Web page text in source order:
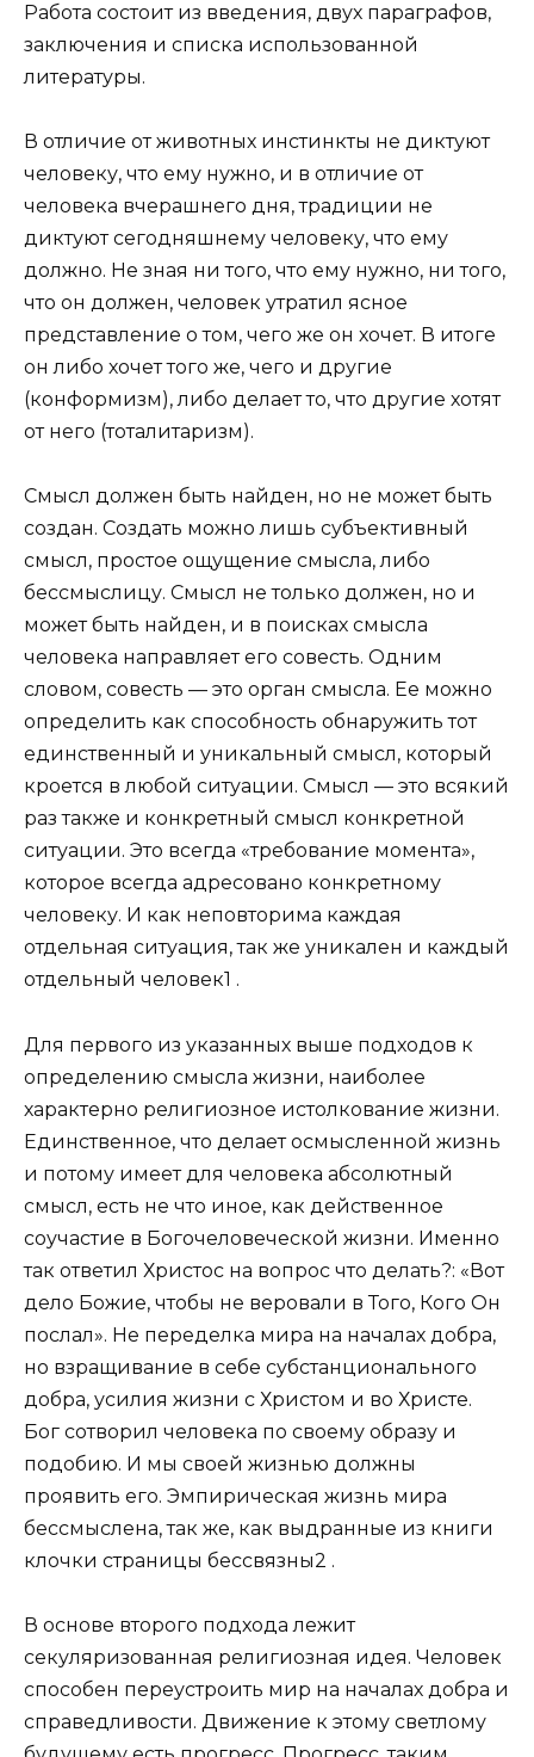
Работа состоит из введения, двух параграфов,
заключения и списка использованной
литературы.
В отличие от животных инстинкты не диктуют
человеку, что ему нужно, и в отличие от
человека вчерашнего дня, традиции не
диктуют сегодняшнему человеку, что ему
должно. Не зная ни того, что ему нужно, ни того,
что он должен, человек утратил ясное
представление о том, чего же он хочет. В итоге
он либо хочет того же, чего и другие
(конформизм), либо делает то, что другие хотят
от него (тоталитаризм).
Смысл должен быть найден, но не может быть
создан. Создать можно лишь субъективный
смысл, простое ощущение смысла, либо
бессмыслицу. Смысл не только должен, но и
может быть найден, и в поисках смысла
человека направляет его совесть. Одним
словом, совесть — это орган смысла. Ее можно
определить как способность обнаружить тот
единственный и уникальный смысл, который
кроется в любой ситуации. Смысл — это всякий
раз также и конкретный смысл конкретной
ситуации. Это всегда «требование момента»,
которое всегда адресовано конкретному
человеку. И как неповторима каждая
отдельная ситуация, так же уникален и каждый
отдельный человек1 .
Для первого из указанных выше подходов к
определению смысла жизни, наиболее
характерно религиозное истолкование жизни.
Единственное, что делает осмысленной жизнь
и потому имеет для человека абсолютный
смысл, есть не что иное, как действенное
соучастие в Богочеловеческой жизни. Именно
так ответил Христос на вопрос что делать?: «Вот
дело Божие, чтобы не веровали в Того, Кого Он
послал». Не переделка мира на началах добра,
но взращивание в себе субстанционального
добра, усилия жизни с Христом и во Христе.
Бог сотворил человека по своему образу и
подобию. И мы своей жизнью должны
проявить его. Эмпирическая жизнь мира
бессмыслена, так же, как выдранные из книги
клочки страницы бессвязны2 .
В основе второго подхода лежит
секуляризованная религиозная идея. Человек
способен переустроить мир на началах добра и
справедливости. Движение к этому светлому